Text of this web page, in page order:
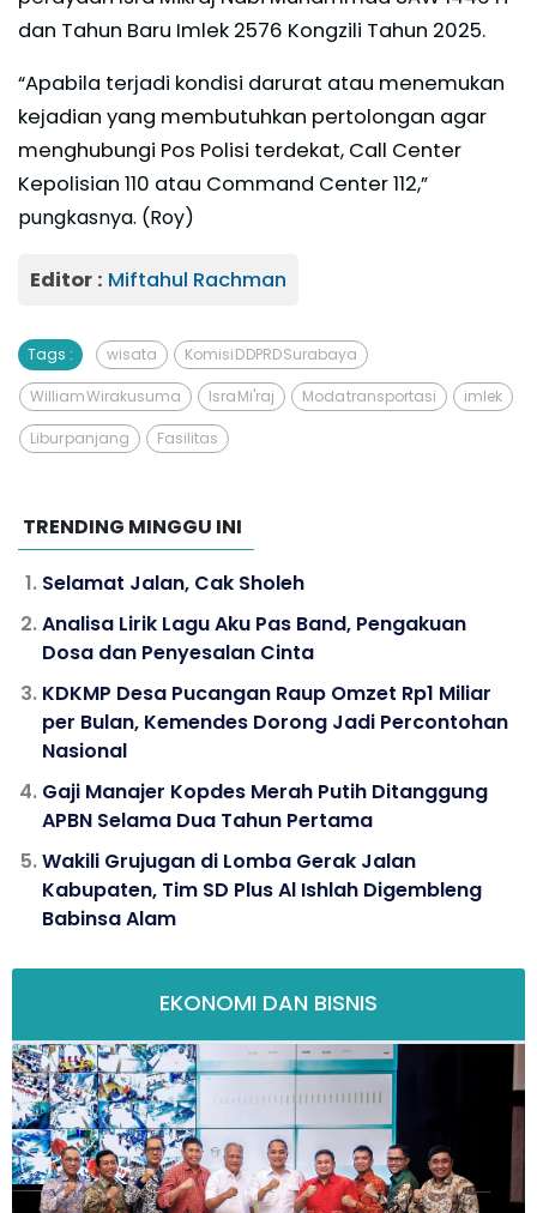
dan Tahun Baru Imlek 2576 Kongzili Tahun 2025.
“Apabila terjadi kondisi darurat atau menemukan
kejadian yang membutuhkan pertolongan agar
menghubungi Pos Polisi terdekat, Call Center
Kepolisian 110 atau Command Center 112,”
pungkasnya. (Roy)
Editor : Miftahul Rachman
Tags : wisata Komisi D DPRD Surabaya
William Wirakusuma Isra Mi'raj Moda transportasi imlek
Libur panjang Fasilitas
TRENDING MINGGU INI
Selamat Jalan, Cak Sholeh
Analisa Lirik Lagu Aku Pas Band, Pengakuan
Dosa dan Penyesalan Cinta
KDKMP Desa Pucangan Raup Omzet Rp1 Miliar
per Bulan, Kemendes Dorong Jadi Percontohan
Nasional
Gaji Manajer Kopdes Merah Putih Ditanggung
APBN Selama Dua Tahun Pertama
Wakili Grujugan di Lomba Gerak Jalan
Kabupaten, Tim SD Plus Al Ishlah Digembleng
Babinsa Alam
EKONOMI DAN BISNIS